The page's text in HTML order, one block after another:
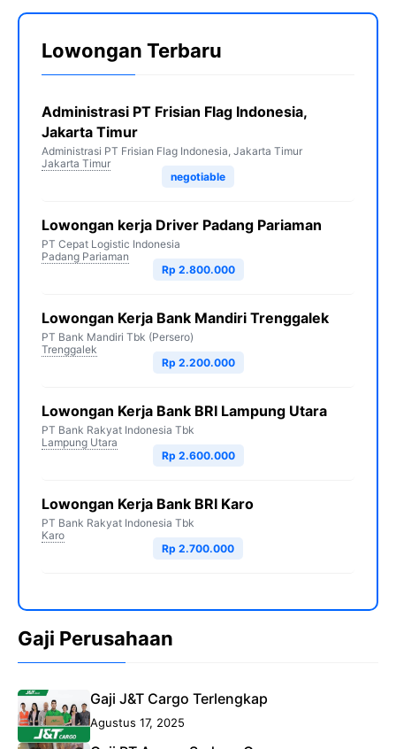
Lowongan Terbaru
Administrasi PT Frisian Flag Indonesia,
Jakarta Timur
Administrasi PT Frisian Flag Indonesia, Jakarta Timur
Jakarta Timur
negotiable
Lowongan kerja Driver Padang Pariaman
PT Cepat Logistic Indonesia
Padang Pariaman
Rp 2.800.000
Lowongan Kerja Bank Mandiri Trenggalek
PT Bank Mandiri Tbk (Persero)
Trenggalek
Rp 2.200.000
Lowongan Kerja Bank BRI Lampung Utara
PT Bank Rakyat Indonesia Tbk
Lampung Utara
Rp 2.600.000
Lowongan Kerja Bank BRI Karo
PT Bank Rakyat Indonesia Tbk
Karo
Rp 2.700.000
Gaji Perusahaan
Gaji J&T Cargo Terlengkap
Agustus 17, 2025